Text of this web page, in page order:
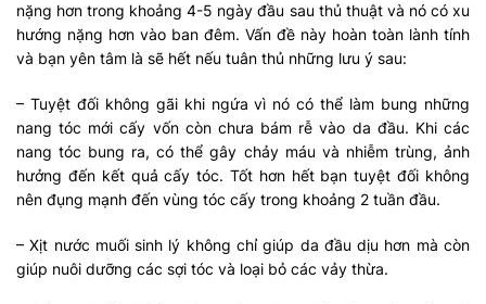
nặng hơn trong khoảng 4-5 ngày đầu sau thủ thuật và nó có xu
hướng nặng hơn vào ban đêm. Vấn đề này hoàn toàn lành tính
và bạn yên tâm là sẽ hết nếu tuân thủ những lưu ý sau:
– Tuyệt đối không gãi khi ngứa vì nó có thể làm bung những
nang tóc mới cấy vốn còn chưa bám rễ vào da đầu. Khi các
nang tóc bung ra, có thể gây chảy máu và nhiễm trùng, ảnh
hưởng đến kết quả cấy tóc. Tốt hơn hết bạn tuyệt đối không
nên đụng mạnh đến vùng tóc cấy trong khoảng 2 tuần đầu.
– Xịt nước muối sinh lý không chỉ giúp da đầu dịu hơn mà còn
giúp nuôi dưỡng các sợi tóc và loại bỏ các vảy thừa.